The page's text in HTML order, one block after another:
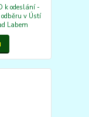
k odeslání -
odběru v Ústí
Labem